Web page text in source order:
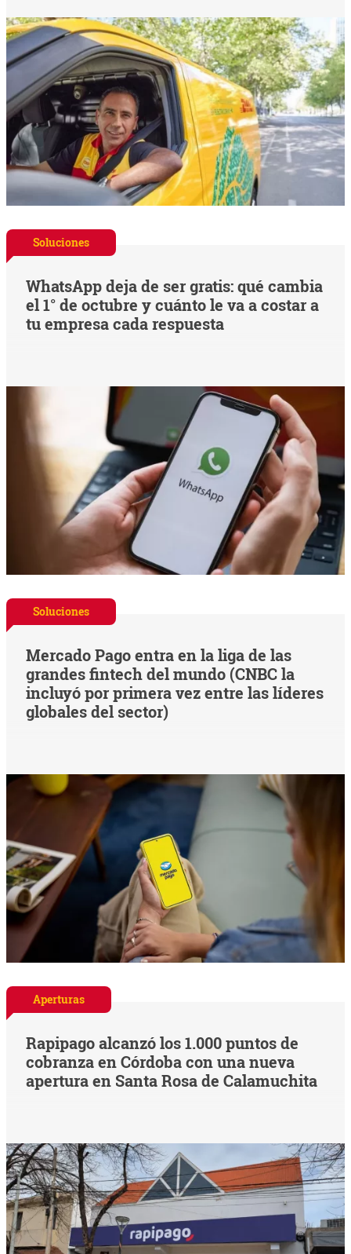
Soluciones
WhatsApp deja de ser gratis: qué cambia
el 1° de octubre y cuánto le va a costar a
tu empresa cada respuesta
Soluciones
Mercado Pago entra en la liga de las
grandes fintech del mundo (CNBC la
incluyó por primera vez entre las líderes
globales del sector)
Aperturas
Rapipago alcanzó los 1.000 puntos de
cobranza en Córdoba con una nueva
apertura en Santa Rosa de Calamuchita